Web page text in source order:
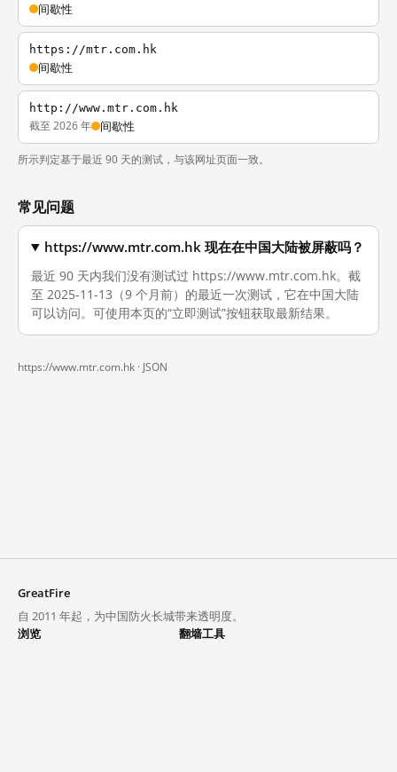
间歇性
https://mtr.com.hk
间歇性
http://www.mtr.com.hk
截至 2026 年 间歇性
所示判定基于最近 90 天的测试，与该网址页面一致。
常见问题
https://www.mtr.com.hk 现在在中国大陆被屏蔽吗？
最近 90 天内我们没有测试过 https://www.mtr.com.hk。截
至 2025-11-13（9 个月前）的最近一次测试，它在中国大陆
可以访问。可使用本页的“立即测试”按钮获取最新结果。
https://www.mtr.com.hk · JSON
GreatFire
自 2011 年起，为中国防火长城带来透明度。
浏览
翻墙工具